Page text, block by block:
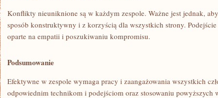
Konflikty ⁤nieuniknione są w ⁢każdym zespole. Ważne jest jednak,
sposób konstruktywny i z korzyścią⁢ dla wszystkich strony.
oparte na empatii i poszukiwaniu kompromisu.
Podsumowanie
Efektywne w zespole ⁢wymaga⁢ pracy i zaangażowania wszystkich⁤
odpowiednim technikom‍ i podejściom ⁤oraz stosowaniu ⁣powyższych